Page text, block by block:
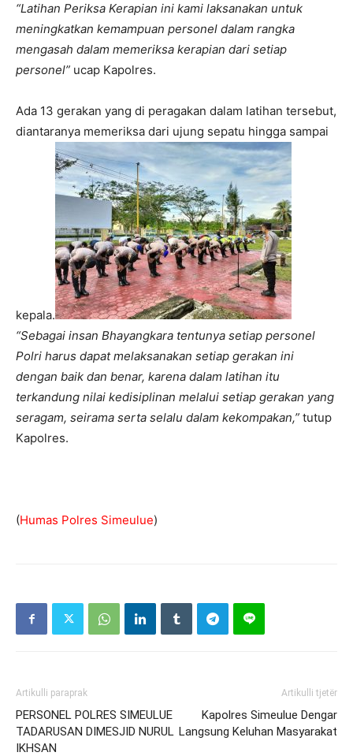
“Latihan Periksa Kerapian ini kami laksanakan untuk
meningkatkan kemampuan personel dalam rangka
mengasah dalam memeriksa kerapian dari setiap
personel” ucap Kapolres.
Ada 13 gerakan yang di peragakan dalam latihan tersebut,
diantaranya memeriksa dari ujung sepatu hingga sampai
kepala.
“Sebagai insan Bhayangkara tentunya setiap personel
Polri harus dapat melaksanakan setiap gerakan ini
dengan baik dan benar, karena dalam latihan itu
terkandung nilai kedisiplinan melalui setiap gerakan yang
seragam, seirama serta selalu dalam kekompakan,” tutup
Kapolres.
(Humas Polres Simeulue)
Artikulli paraprak
PERSONEL POLRES SIMEULUE
TADARUSAN DIMESJID NURUL
IKHSAN
Artikulli tjetër
Kapolres Simeulue Dengar
Langsung Keluhan Masyarakat